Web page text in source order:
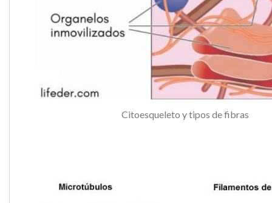
Citoesqueleto y tipos de fibras